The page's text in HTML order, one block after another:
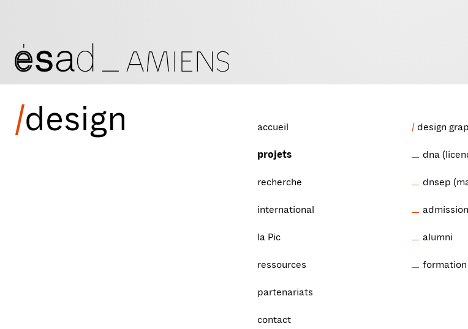
/design accueil
projets
recherche
international
la Pic
ressources
partenariats
contact
design
dna
dnsep
alumni